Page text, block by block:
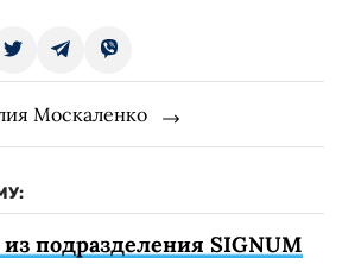
Москаленко
подразделения SIGNUM